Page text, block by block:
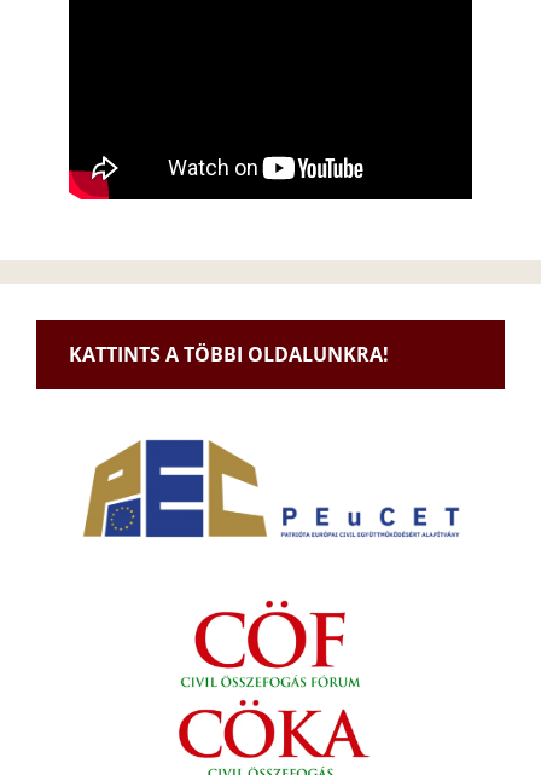
KATTINTS A TÖBBI OLDALUNKRA!